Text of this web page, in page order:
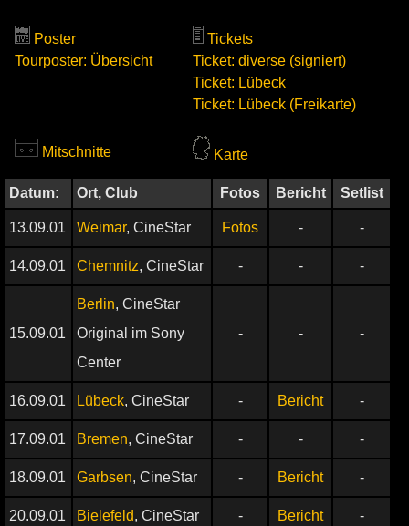
Poster
Tourposter: Übersicht
Tickets
Ticket: diverse (signiert)
Ticket: Lübeck
Ticket: Lübeck (Freikarte)
Mitschnitte Karte
Datum: Ort, Club Fotos Bericht Setlist
13.09.01 Weimar, CineStar Fotos - -
14.09.01 Chemnitz, CineStar - - -
15.09.01
Berlin, CineStar
Original im Sony
Center
- - -
16.09.01 Lübeck, CineStar - Bericht -
17.09.01 Bremen, CineStar - - -
18.09.01 Garbsen, CineStar - Bericht -
20.09.01 Bielefeld, CineStar - Bericht -